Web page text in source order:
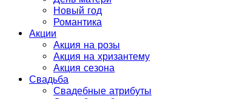
Новый год
Романтика
Акции
Акция на розы
Акция на хризантему
Акция сезона
Свадьба
Свадебные атрибуты